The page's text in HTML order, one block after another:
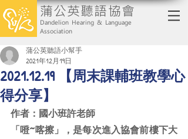
蒲公英聽語協會
Dandelion Hearing & Language
Association
2021.12.19 【周末課輔班教學心
得分享】
蒲公英聽語小幫手
2021年12月19日
作者：國小班許老師
「噔~喀擦」，是每次進入協會前樓下大